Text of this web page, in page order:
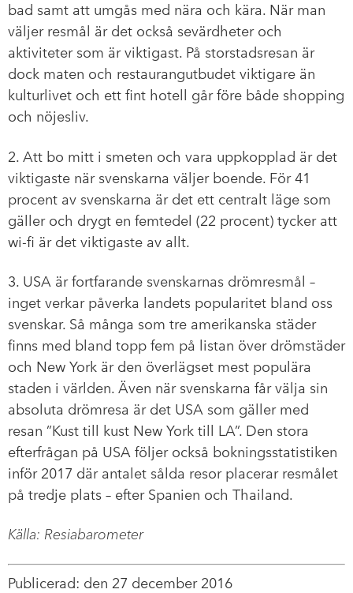
bad samt att umgås med nära och kära. När man
väljer resmål är det också sevärdheter och
aktiviteter som är viktigast. På storstadsresan är
dock maten och restaurangutbudet viktigare än
kulturlivet och ett fint hotell går före både shopping
och nöjesliv.
2. Att bo mitt i smeten och vara uppkopplad är det
viktigaste när svenskarna väljer boende. För 41
procent av svenskarna är det ett centralt läge som
gäller och drygt en femtedel (22 procent) tycker att
wi-fi är det viktigaste av allt.
3. USA är fortfarande svenskarnas drömresmål –
inget verkar påverka landets popularitet bland oss
svenskar. Så många som tre amerikanska städer
finns med bland topp fem på listan över drömstäder
och New York är den överlägset mest populära
staden i världen. Även när svenskarna får välja sin
absoluta drömresa är det USA som gäller med
resan ”Kust till kust New York till LA”. Den stora
efterfrågan på USA följer också bokningsstatistiken
inför 2017 där antalet sålda resor placerar resmålet
på tredje plats – efter Spanien och Thailand.
Källa: Resiabarometer
Publicerad: den 27 december 2016